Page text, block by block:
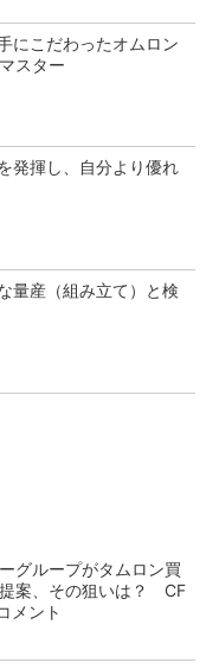
こだわったオムロン
スター
発揮し、自分より優れ
量産（組み立て）と検
グループがタムロン買
案、その狙いは？ CF
メント